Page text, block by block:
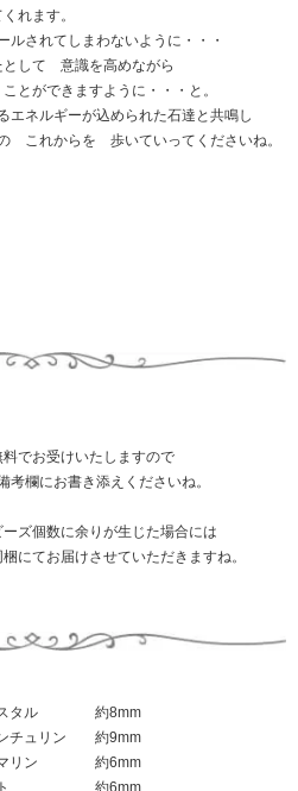
れます。
されてしまわないように・・・
して 意識を高めながら
とができますように・・・と。
ネルギーが込められた石達と共鳴し
これからを 歩いていってくださいね。
でお受けいたしますので
考欄にお書き添えくださいね。
ズ個数に余りが生じた場合には
にてお届けさせていただきますね。
スタル 約8mm
ンチュリン 約9mm
マリン 約6mm
イト 約6mm